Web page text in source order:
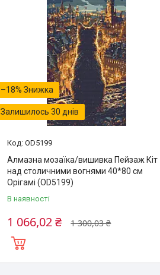
–18%
Залишилось 30 днів
OD5199
Алмазна мозаїка/вишивка Пейзаж Кіт
над столичними вогнями 40*80 см
Орігамі (OD5199)
В наявності
1 300,03 ₴
1 066,02 ₴